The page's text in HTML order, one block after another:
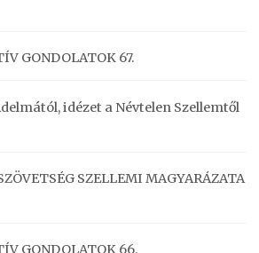
GONDOLATOK 67.
idézet a Névtelen Szellemtől
SZELLEMI MAGYARÁZATA
GONDOLATOK 66.